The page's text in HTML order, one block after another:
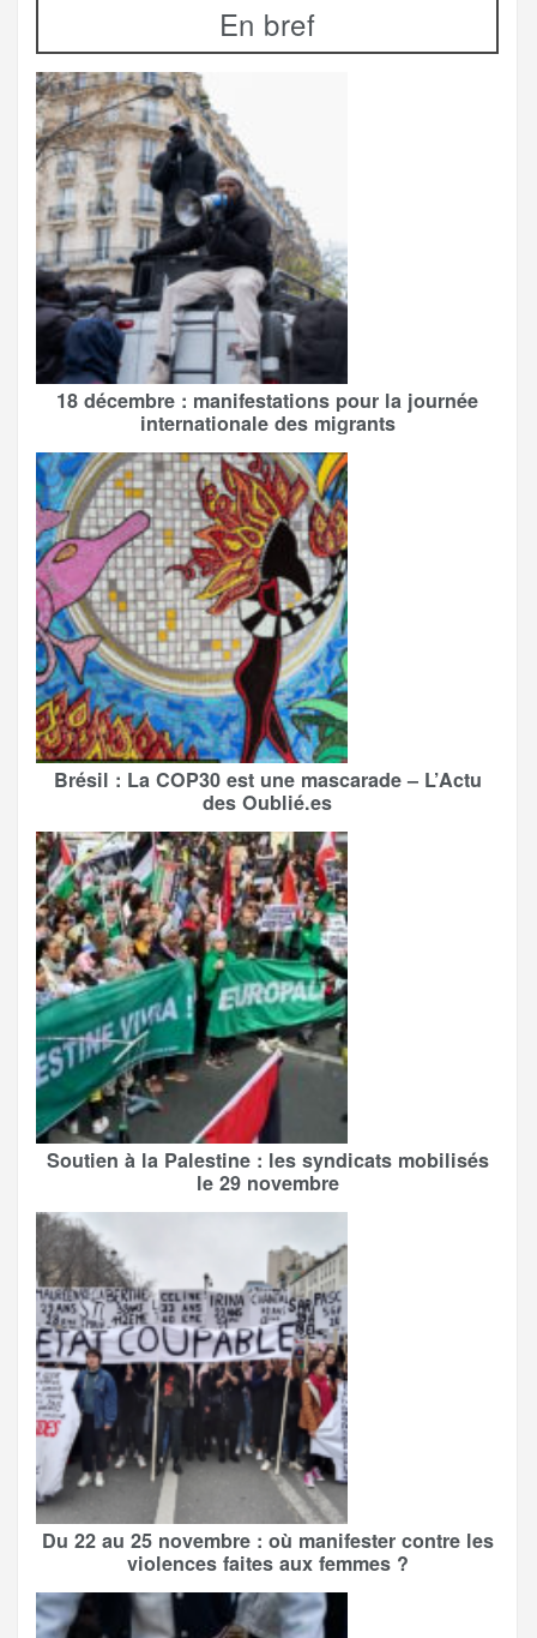
En bref
18 décembre : manifestations pour la journée
internationale des migrants
Brésil : La COP30 est une mascarade – L’Actu
des Oublié.es
Soutien à la Palestine : les syndicats mobilisés
le 29 novembre
Du 22 au 25 novembre : où manifester contre les
violences faites aux femmes ?